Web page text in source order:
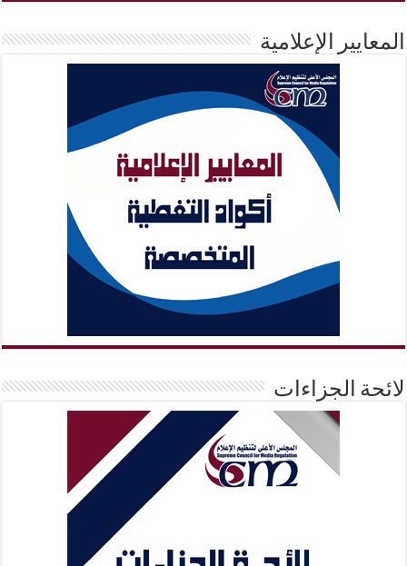
المعايير الإعلامية
لائحة الجزاءات